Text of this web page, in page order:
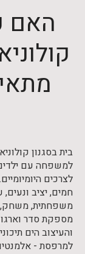
האם
בית בסגנון
למשפחה עם
לצרכים
חמים, יציב
משפחתית, משחק,
מספקת סדר
והעיצוב הים
למרפסת -